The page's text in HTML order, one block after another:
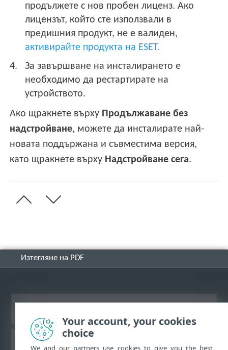
продължете с нов пробен лиценз. Ако
лицензът, който сте използвали в
предишния продукт, не е валиден,
активирайте продукта на ESET.
За завършване на инсталирането е
необходимо да рестартирате на
устройството.
Ако щракнете върху Продължаване без
надстройване, можете да инсталирате най-
новата поддържана и съвместима версия,
като щракнете върху Надстройване сега.
Изтегляне на PDF
База със знания на ESET
Your account, your cookies
choice
We and our partners use cookies to give you the best